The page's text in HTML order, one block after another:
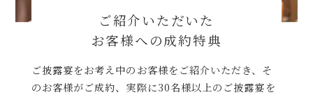
ご紹介いただいた
お客様への成約特典
ご披露宴をお考え中のお客様をご紹介いただき、そ
のお客様がご成約、実際に30名様以上のご披露宴を